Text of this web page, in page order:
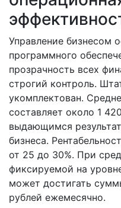
Управление бизнесом
программного
прозрачность всех
строгий контроль.
укомплектован.
составляет около 1
выдающимся
бизнеса.
от 25 до 30%. При
фиксируемой на
может достигать
рублей ежемесячно.